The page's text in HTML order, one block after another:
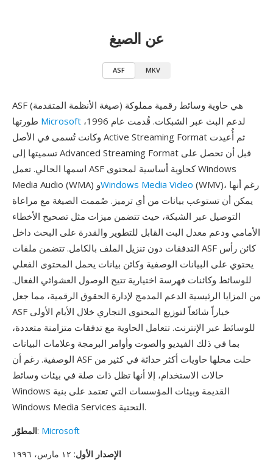
عن الصيغ
ASF MKV
ASF (صيغة الأنظمة المتقدمة) هي حاوية وسائط رقمية مملوكة
Microsoft
وكانت تُسمى في الأصل Active Streaming Format ثم أُعيدت
تسميتها إلى Advanced Streaming Format قبل أن تحصل على
اسمها الحالي. تعمل ASF كحاوية أساسية لمحتوى Windows
Media Audio (WMA) وWindows Media Video (WMV)، رغم أنها
يمكن أن تستوعب بيانات من أي ترميز. صُممت الصيغة مع مراعاة
التوصيل عبر الشبكة، حيث تتضمن ميزات مثل تصحيح الأخطاء
الأمامي ودعم معدل البت القابل للتطوير والقدرة على البحث داخل
التدفقات دون تنزيل الملف بالكامل. تتضمن ملفات ASF كائن رأس
يحتوي على البيانات الوصفية وكائن بيانات يحمل المحتوى الفعلي
للوسائط وكائنات فهرسة اختيارية تتيح الوصول العشوائي الفعال.
من المزايا الرئيسية الدعم المدمج لإدارة الحقوق الرقمية، مما جعل
ASF خياراً شائعاً لتوزيع المحتوى التجاري خلال الأيام الأولى
للوسائط عبر الإنترنت. تتعامل الحاوية مع تدفقات متزامنة متعددة،
بما في ذلك الفيديو والصوت وأوامر البرمجة وعلامات البيانات
الوصفية. رغم أن ASF حلت محلها حاويات أكثر حداثة في كثير من
حالات الاستخدام، إلا أنها تظل ذات صلة في بيئات وسائط
Windows القديمة وبيئات المؤسسات التي تعتمد على بنية
Windows Media Services التحتية.
المطوّر: Microsoft
الإصدار الأول: ١٢ مارس، ١٩٩٦